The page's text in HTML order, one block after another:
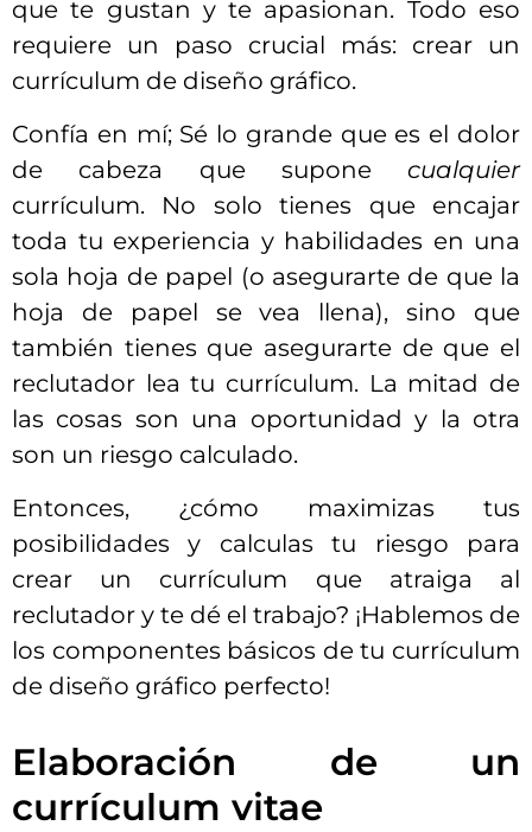
que te gustan y te apasionan. Todo eso
requiere un paso crucial más: crear un
currículum de diseño gráfico.
Confía en mí; Sé lo grande que es el dolor
de cabeza que supone cualquier
currículum. No solo tienes que encajar
toda tu experiencia y habilidades en una
sola hoja de papel (o asegurarte de que la
hoja de papel se vea llena), sino que
también tienes que asegurarte de que el
reclutador lea tu currículum. La mitad de
las cosas son una oportunidad y la otra
son un riesgo calculado.
Entonces, ¿cómo maximizas tus
posibilidades y calculas tu riesgo para
crear un currículum que atraiga al
reclutador y te dé el trabajo? ¡Hablemos de
los componentes básicos de tu currículum
de diseño gráfico perfecto!
Elaboración de un
currículum vitae